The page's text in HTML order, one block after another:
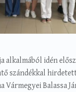
alkalmából idén
szándékkal
Vármegyei Balassa